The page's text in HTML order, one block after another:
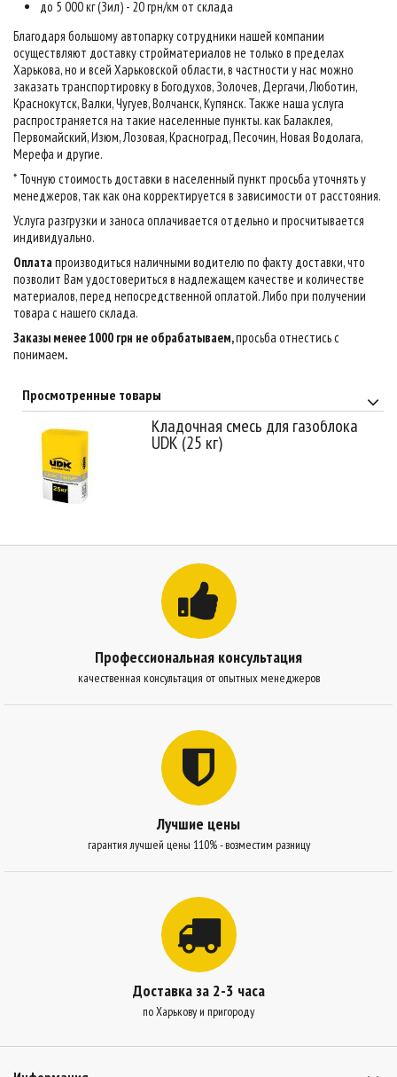
до 5 000 кг (Зил) - 20 грн/км от склада
Благодаря большому автопарку сотрудники нашей компании
осуществляют доставку стройматериалов не только в пределах
Харькова, но и всей Харьковской области, в частности у нас можно
заказать транспортировку в Богодухов, Золочев, Дергачи, Люботин,
Краснокутск, Валки, Чугуев, Волчанск, Купянск. Также наша услуга
распространяется на такие населенные пункты. как Балаклея,
Первомайский, Изюм, Лозовая, Красноград, Песочин, Новая Водолага,
Мерефа и другие.
* Точную стоимость доставки в населенный пункт просьба уточнять у
менеджеров, так как она корректируется в зависимости от расстояния.
Услуга разгрузки и заноса оплачивается отдельно и просчитывается
индивидуально.
Оплатапроизводиться наличными водителю по факту доставки, что
позволит Вам удостовериться в надлежащем качестве и количестве
материалов, перед непосредственной оплатой. Либо при получении
товара с нашего склада.
Заказы менее 1000 грн не обрабатываем,просьба отнестись с
понимаем.
Просмотренные товары
Кладочная смесь для газоблока
UDK (25 кг)
Профессиональная консультация
качественная консультация от опытных менеджеров
Лучшие цены
гарантия лучшей цены 110% - возместим разницу
Доставка за 2-3 часа
по Харькову и пригороду